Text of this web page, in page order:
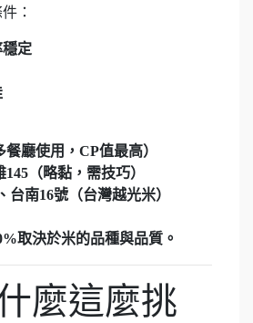
：
穩定
廳使用，CP值最高）
（略黏，需技巧）
台南16號（台灣越光米）
取決於米的品種與品質。
麼這麼挑